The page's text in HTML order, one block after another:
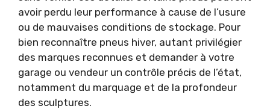
avoir perdu leur performance à cause de l’usure
ou de mauvaises conditions de stockage. Pour
bien reconnaître pneus hiver, autant privilégier
des marques reconnues et demander à votre
garage ou vendeur un contrôle précis de l’état,
notamment du marquage et de la profondeur
des sculptures.